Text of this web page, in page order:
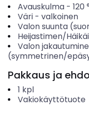
Avauskulma- 120 °
Väri- valkoinen
Valon suunta
Heijastimen/
Valon
(symmetrinen/
Pakkaus ja
1 kpl
Vakiokäyttötuote